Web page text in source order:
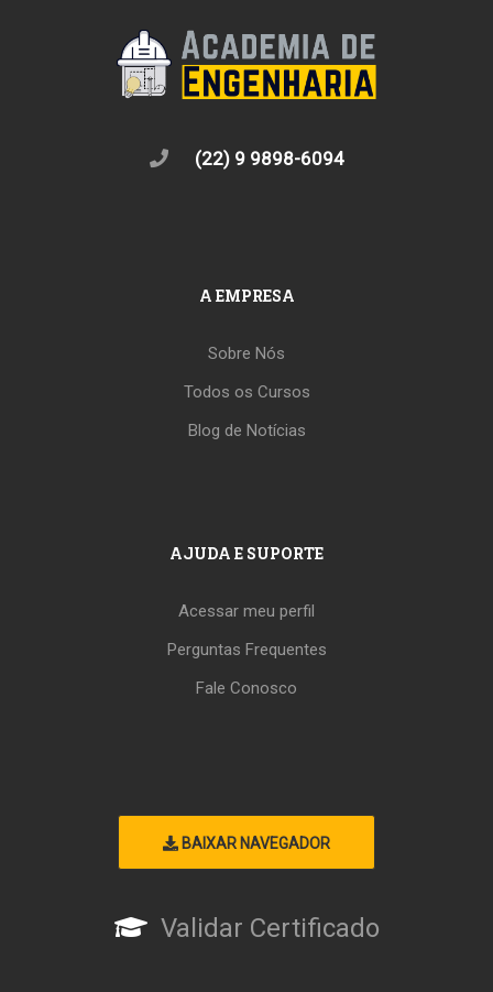
(22) 9 9898-6094
A EMPRESA
Sobre Nós
Todos os Cursos
Blog de Notícias
AJUDA E SUPORTE
Acessar meu perfil
Perguntas Frequentes
Fale Conosco
BAIXAR NAVEGADOR
Validar Certificado